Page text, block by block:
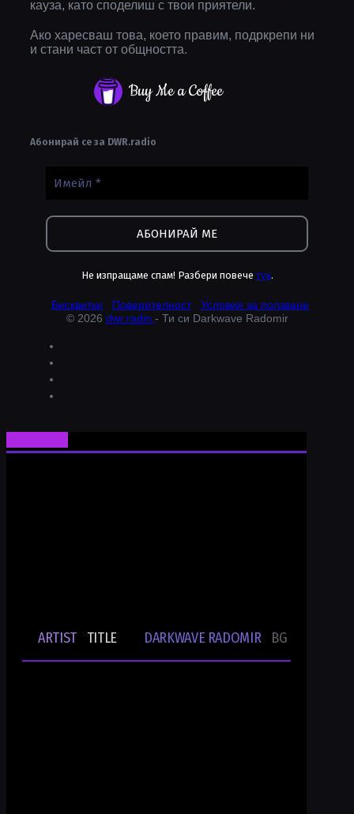
кауза, като споделиш с твои приятели.
Ако харесваш това, което правим, подркрепи ни
и стани част от общността.
Buy Me a Coffee
Абонирай се за DWR.radio
Не изпращаме спам! Разбери повече тук.
Бисквитки Поверителност
Условия за ползване
© 2026 dwr.radio - Ти си Darkwave Radomir
ARTIST- TITLE DARKWAVE RADOMIR BG